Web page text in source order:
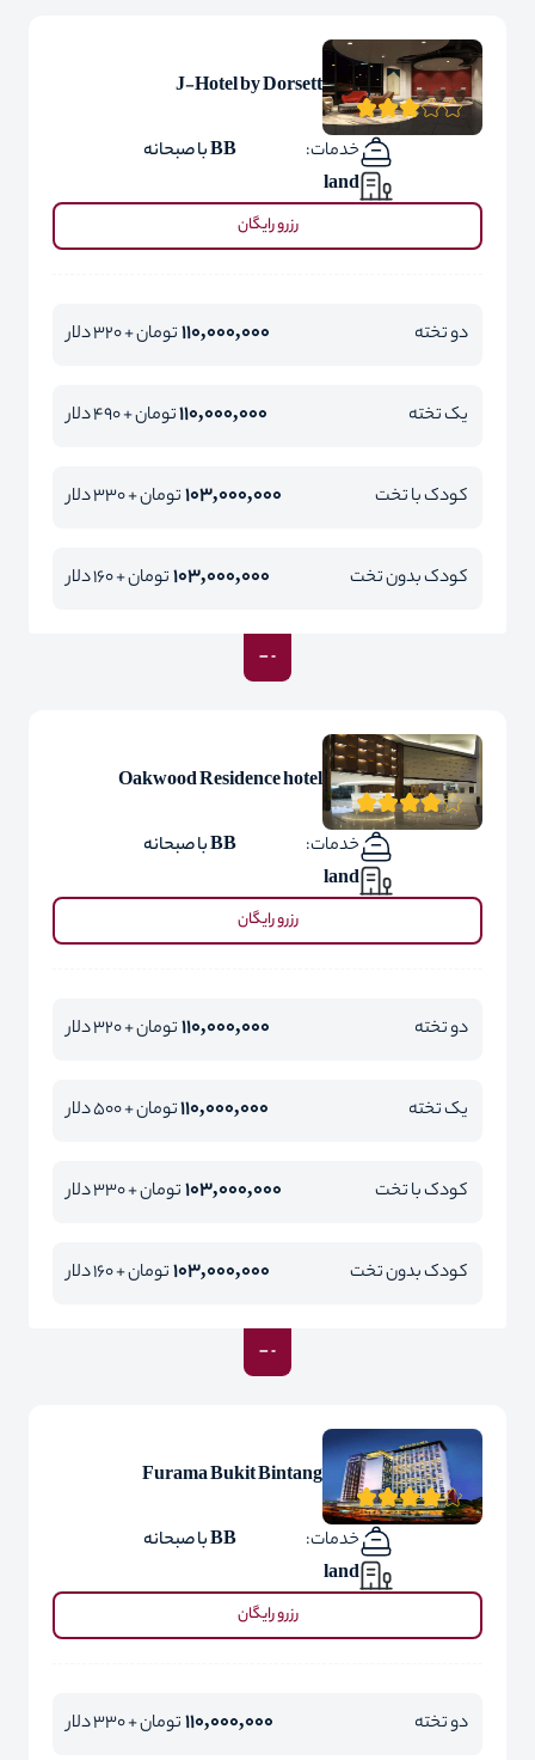
J-Hotel by Dorsett
خدمات:
BB با صبحانه
land
رزرو رایگان
دو تخته 110,000,000تومان + 320 دلار
یک تخته 110,000,000تومان + 490 دلار
کودک با تخت 103,000,000تومان + 330 دلار
کودک بدون تخت 103,000,000تومان + 160 دلار
Oakwood Residence hotel
خدمات:
BB با صبحانه
land
رزرو رایگان
دو تخته 110,000,000تومان + 320 دلار
یک تخته 110,000,000تومان + 500 دلار
کودک با تخت 103,000,000تومان + 330 دلار
کودک بدون تخت 103,000,000تومان + 160 دلار
Furama Bukit Bintang
خدمات:
BB با صبحانه
land
رزرو رایگان
دو تخته 110,000,000تومان + 330 دلار